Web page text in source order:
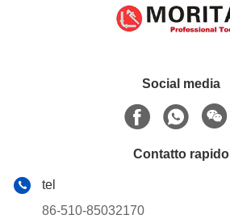
Social media
Contatto rapido
tel
86-510-85032170